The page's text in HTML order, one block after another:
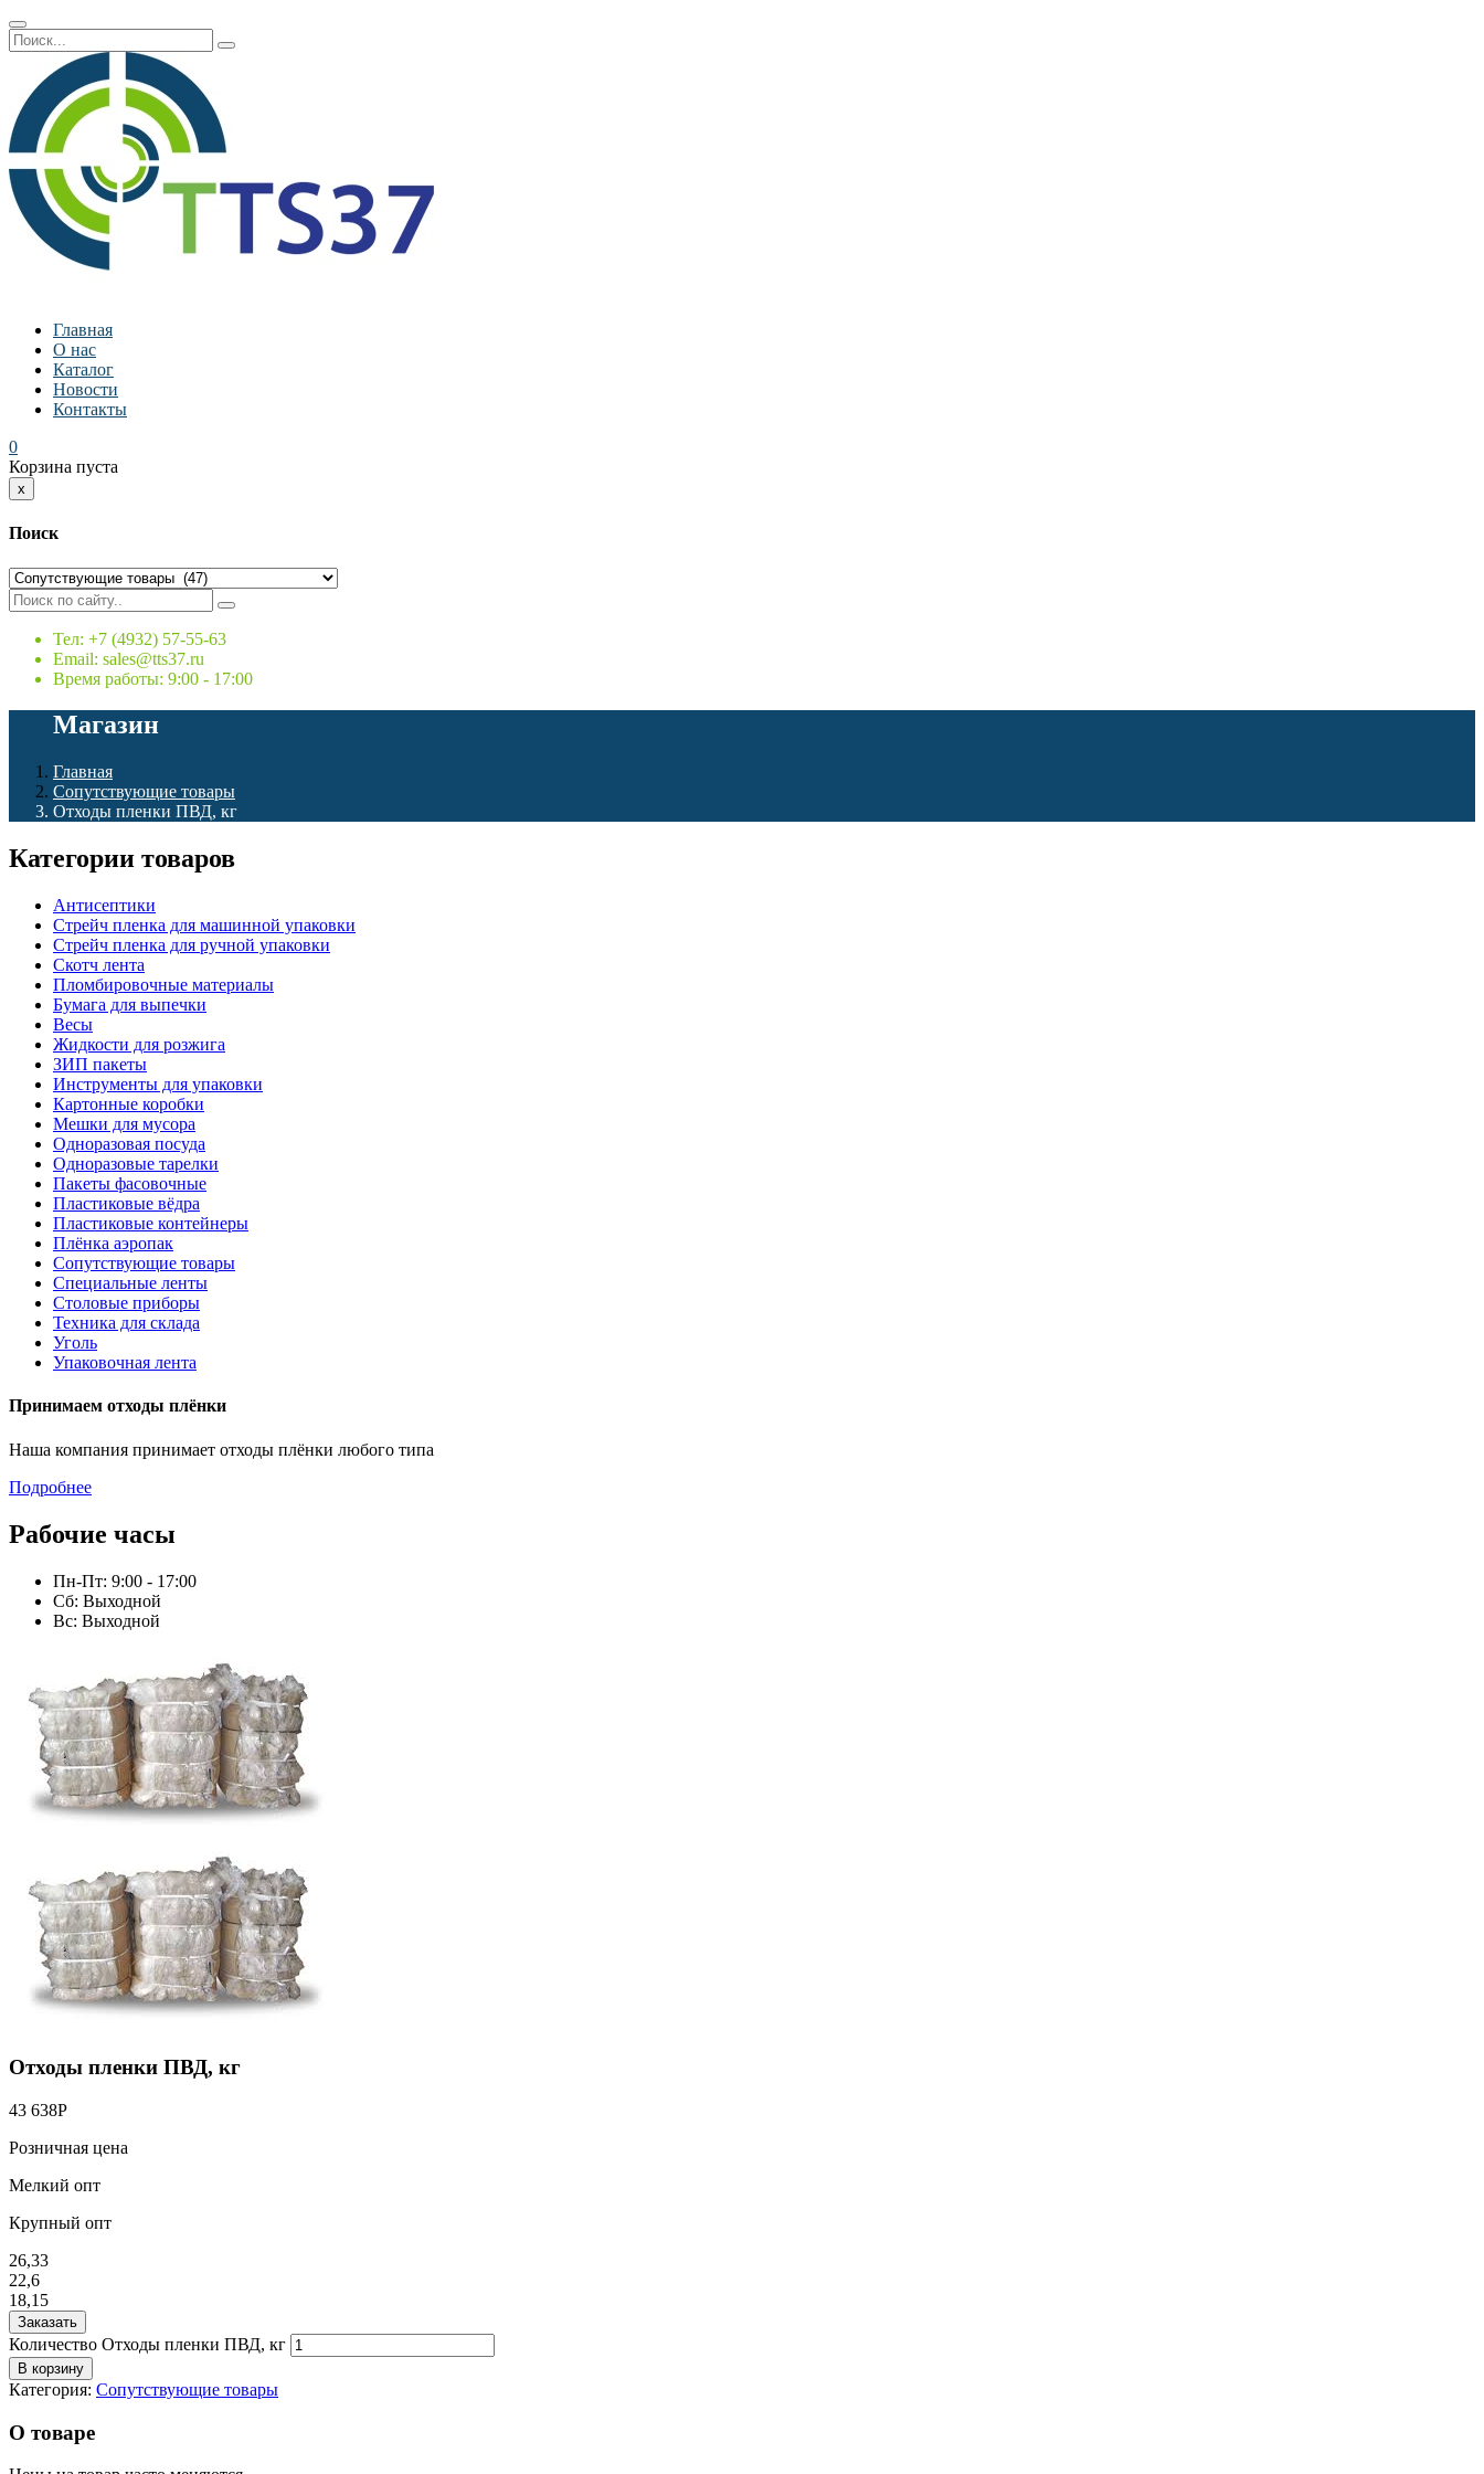
Главная
О нас
Каталог
Новости
Контакты
0
Корзина пуста
x
Поиск
Тел: +7 (4932) 57-55-63
Email: sales@tts37.ru
Время работы: 9:00 - 17:00
Магазин
Главная
Сопутствующие товары
Отходы пленки ПВД, кг
Категории товаров
Антисептики
Стрейч пленка для машинной упаковки
Стрейч пленка для ручной упаковки
Скотч лента
Пломбировочные материалы
Бумага для выпечки
Весы
Жидкости для розжига
ЗИП пакеты
Инструменты для упаковки
Картонные коробки
Мешки для мусора
Одноразовая посуда
Одноразовые тарелки
Пакеты фасовочные
Пластиковые вёдра
Пластиковые контейнеры
Плёнка аэропак
Сопутствующие товары
Специальные ленты
Столовые приборы
Техника для склада
Уголь
Упаковочная лента
Принимаем отходы плёнки
Наша компания принимает отходы плёнки любого типа
Подробнее
Рабочие часы
Пн-Пт: 9:00 - 17:00
Сб: Выходной
Вс: Выходной
Отходы пленки ПВД, кг
43 638Р
Розничная цена
Мелкий опт
Крупный опт
26,33
22,6
18,15
Заказать
Количество Отходы пленки ПВД, кг
В корзину
Категория: Сопутствующие товары
О товаре